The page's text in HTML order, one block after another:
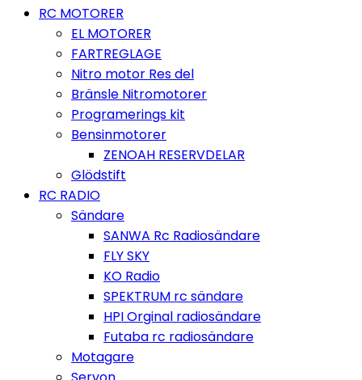
RC MOTORER
EL MOTORER
FARTREGLAGE
Nitro motor Res del
Bränsle Nitromotorer
Programerings kit
Bensinmotorer
ZENOAH RESERVDELAR
Glödstift
RC RADIO
Sändare
SANWA Rc Radiosändare
FLY SKY
KO Radio
SPEKTRUM rc sändare
HPI Orginal radiosändare
Futaba rc radiosändare
Motagare